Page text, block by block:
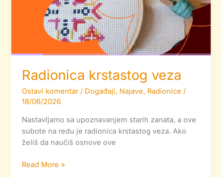
Radionica krstastog veza
Ostavi komentar / Događaji, Najave, Radionice /
18/06/2026
Nastavljamo sa upoznavanjem starih zanata, a ove
subote na redu je radionica krstastog veza. Ako
želiš da naučiš osnove ove
Read More »